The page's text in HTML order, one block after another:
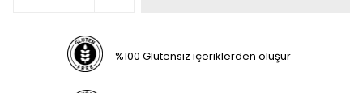
%100 Glutensiz içeriklerden oluşur